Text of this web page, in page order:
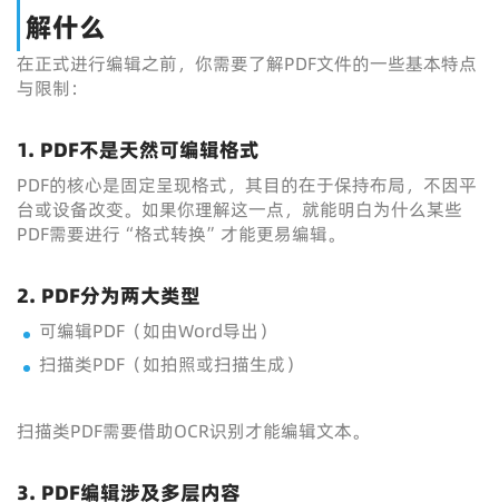
解什么
在正式进行编辑之前，你需要了解PDF文件的一些基本特点
与限制：
1. PDF不是天然可编辑格式
PDF的核心是固定呈现格式，其目的在于保持布局，不因平
台或设备改变。如果你理解这一点，就能明白为什么某些
PDF需要进行“格式转换”才能更易编辑。
2. PDF分为两大类型
可编辑PDF（如由Word导出）
扫描类PDF（如拍照或扫描生成）
扫描类PDF需要借助OCR识别才能编辑文本。
3. PDF编辑涉及多层内容